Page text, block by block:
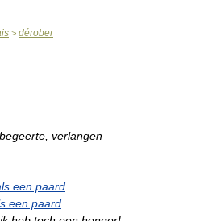
> dérober
begeerte, verlangen
een paard
een paard